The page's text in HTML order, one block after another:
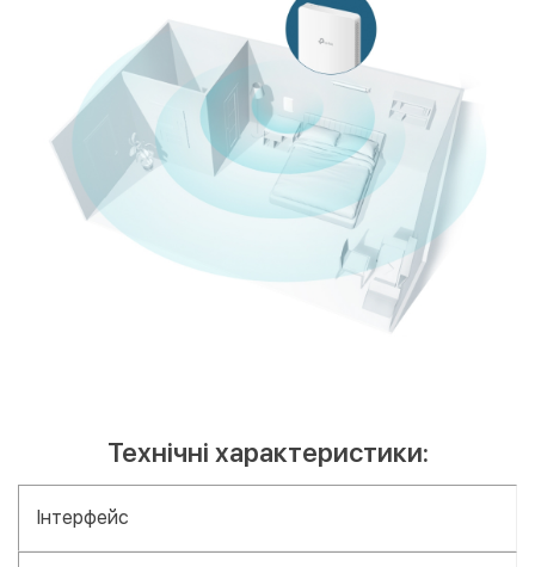
Технічні характеристики:
Інтерфейс